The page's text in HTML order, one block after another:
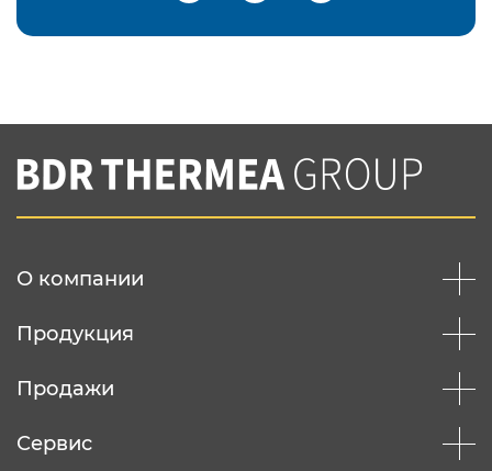
Подтвердить e-mail
Вы соглашаетесь с нашей политикой
конфеденциальности
О компании
Продукция
Продажи
Сервис